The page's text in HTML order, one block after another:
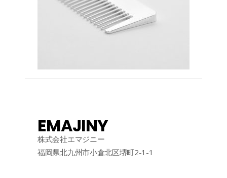
EMAJINY
株式会社エマジニー
福岡県北九州市小倉北区堺町2-1-1